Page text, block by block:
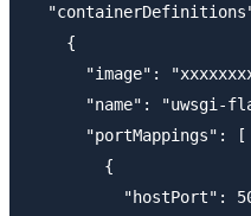
    {
"image":
"name": "uwsgi-
      "portMappings": [
        {
"hostPort":